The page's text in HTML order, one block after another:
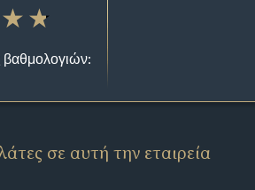
βαθμολογιών:
σε αυτή την εταιρεία